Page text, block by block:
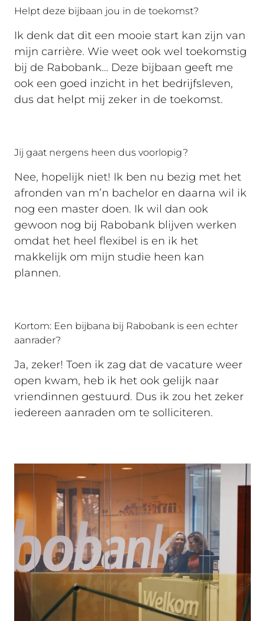
Helpt deze bijbaan jou in de toekomst?
Ik denk dat dit een mooie start kan zijn van
mijn carrière. Wie weet ook wel toekomstig
bij de Rabobank… Deze bijbaan geeft me
ook een goed inzicht in het bedrijfsleven,
dus dat helpt mij zeker in de toekomst.
Jij gaat nergens heen dus voorlopig?
Nee, hopelijk niet! Ik ben nu bezig met het
afronden van m’n bachelor en daarna wil ik
nog een master doen. Ik wil dan ook
gewoon nog bij Rabobank blijven werken
omdat het heel flexibel is en ik het
makkelijk om mijn studie heen kan
plannen.
Kortom: Een bijbana bij Rabobank is een echter
aanrader?
Ja, zeker! Toen ik zag dat de vacature weer
open kwam, heb ik het ook gelijk naar
vriendinnen gestuurd. Dus ik zou het zeker
iedereen aanraden om te solliciteren.